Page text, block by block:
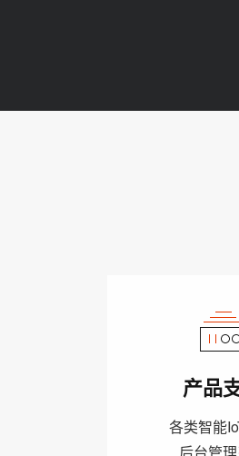
产品
各类智能